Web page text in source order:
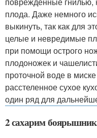
плода. Даже немного
выкинуть, так как для
целые и невредимые
при помощи острого
плодоножек и
проточной воде в
расстеленное сухое
один ряд для
2 сахарим